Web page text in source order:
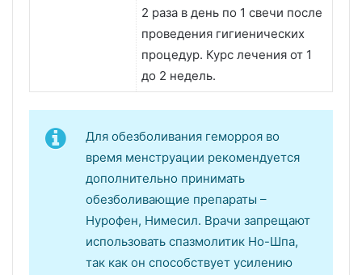
2 раза в день по 1 свечи после
проведения гигиенических
процедур. Курс лечения от 1
до 2 недель.
Для обезболивания геморроя во
время менструации рекомендуется
дополнительно принимать
обезболивающие препараты –
Нурофен, Нимесил. Врачи запрещают
использовать спазмолитик Но-Шпа,
так как он способствует усилению